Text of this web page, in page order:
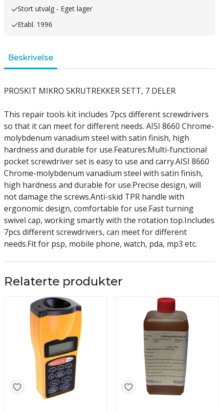
Stort utvalg - Eget lager
Etabl. 1996
Beskrivelse
PROSKIT MIKRO SKRUTREKKER SETT, 7 DELER
This repair tools kit includes 7pcs different screwdrivers
so that it can meet for different needs. AISI 8660 Chrome-
molybdenum vanadium steel with satin finish, high
hardness and durable for use.Features:Multi-functional
pocket screwdriver set is easy to use and carry.AISI 8660
Chrome-molybdenum vanadium steel with satin finish,
high hardness and durable for use.Precise design, will
not damage the screws.Anti-skid TPR handle with
ergonomic design, comfortable for use.Fast turning
swivel cap, working smartly with the rotation top.Includes
7pcs different screwdrivers, can meet for different
needs.Fit for psp, mobile phone, watch, pda, mp3 etc.
Relaterte produkter